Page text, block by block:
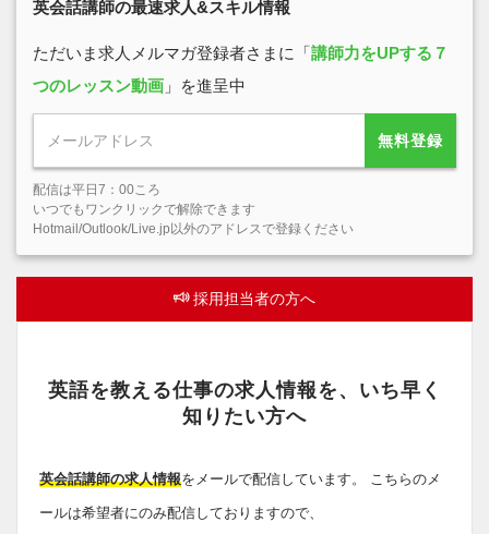
英会話講師の最速求人&スキル情報
ただいま求人メルマガ登録者さまに「講師力をUPする７
つのレッスン動画 」を進呈中
無料登録
配信は平日7：00ころ
いつでもワンクリックで解除できます
Hotmail/Outlook/Live.jp以外のアドレスで登録ください
採用担当者の方へ
英語を教える仕事の求人情報を、いち早く
知りたい方へ
英会話講師の求人情報をメールで配信しています。 こちらのメ
ールは希望者にのみ配信しておりますので、